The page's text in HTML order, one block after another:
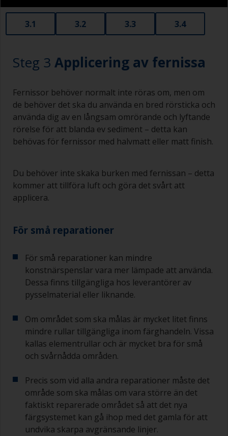
3.1 3.2 3.3 3.4
Steg 3 Applicering av fernissa
Fernissor behöver normalt inte röras om, men om
de behöver det ska du använda en bred rörsticka och
använda dig av en långsam omrörande och lyftande
rörelse för att blanda ev sediment – detta kan
behövas för fernissor med halvmatt eller matt finish.
Du behöver inte skaka burken med fernissan – detta
kommer att tillföra luft och göra det svårt att
applicera.
För små reparationer
För små reparationer kan mindre
konstnärspenslar vara mer lämpade att använda.
Dessa finns tillgängliga hos leverantörer av
pysselmaterial eller liknande.
Om området som ska målas är mycket litet finns
mindre rullar tillgängliga inom färghandeln. Vissa
kallas elementrullar och är mycket bra för små
och svårnådda områden.
Precis som vid alla andra reparationer måste det
område som ska målas om vara större än det
faktiskt reparerade området så att det nya
färgsystemet kan gå ihop med det gamla för att
undvika skarpa avgränsande linjer.